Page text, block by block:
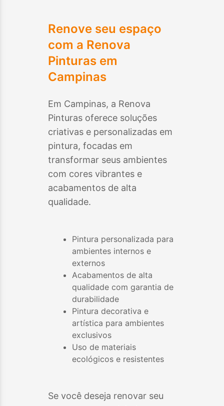
Renove seu espaço
com a Renova
Pinturas em
Campinas
Em Campinas, a Renova
Pinturas oferece soluções
criativas e personalizadas em
pintura, focadas em
transformar seus ambientes
com cores vibrantes e
acabamentos de alta
qualidade.
Pintura personalizada para
ambientes internos e
externos
Acabamentos de alta
qualidade com garantia de
durabilidade
Pintura decorativa e
artística para ambientes
exclusivos
Uso de materiais
ecológicos e resistentes
Se você deseja renovar seu